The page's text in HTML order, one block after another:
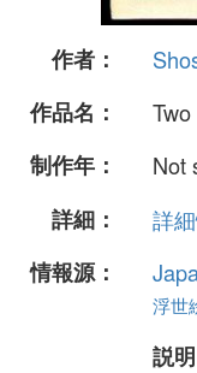
作者：
作品名：
制作年：
Not
詳細：
詳
情報源：
浮世
説明